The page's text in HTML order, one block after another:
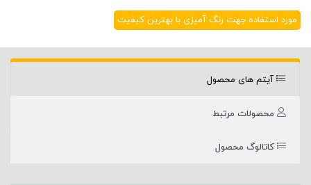
مورد استفاده جهت رنگ آمیزی با بهترین کیفیت
آیتم های محصول
محصولات مرتبط
کاتالوگ محصول